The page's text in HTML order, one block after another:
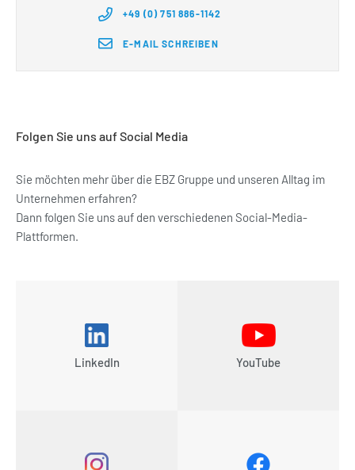
+49 (0) 751 886-1142
E-MAIL SCHREIBEN
Folgen Sie uns auf Social Media
Sie möchten mehr über die EBZ Gruppe und unseren Alltag im
Unternehmen erfahren?
Dann folgen Sie uns auf den verschiedenen Social-Media-
Plattformen.
LinkedIn YouTube